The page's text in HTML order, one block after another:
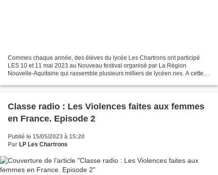
Commes chaque année, des élèves du lycée Les Chartrons ont participé
LES 10 et 11 mai 2023 au Nouveau festival organisé par La Région
Nouvelle-Aquitaine qui rassemble plusieurs milliers de lycéen.nes. A cette
Classe radio : Les Violences faites aux femmes
en France. Episode 2
Publié le 15/05/2023 à 15:20
Par LP Les Chartrons